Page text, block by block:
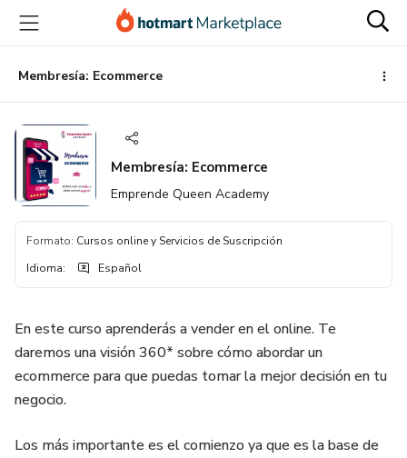
principal
página
de
página
Membresía: Ecommerce
Membresía: Ecommerce
Emprende Queen Academy
Formato: Cursos online y Servicios de Suscripción
Idioma: Español
En este curso aprenderás a vender en el online. Te
daremos una visión 360* sobre cómo abordar un
ecommerce para que puedas tomar la mejor decisión en tu
negocio.
Los más importante es el comienzo ya que es la base de